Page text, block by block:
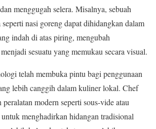
menggugah selera. Misalnya, sebuah
seperti nasi goreng dapat dihidangkan dalam
indah di atas piring, mengubah
sesuatu yang memukau secara visual.
telah membuka pintu bagi penggunaan
lebih canggih dalam kuliner lokal. Chef
modern seperti sous-vide atau
menghadirkan hidangan tradisional